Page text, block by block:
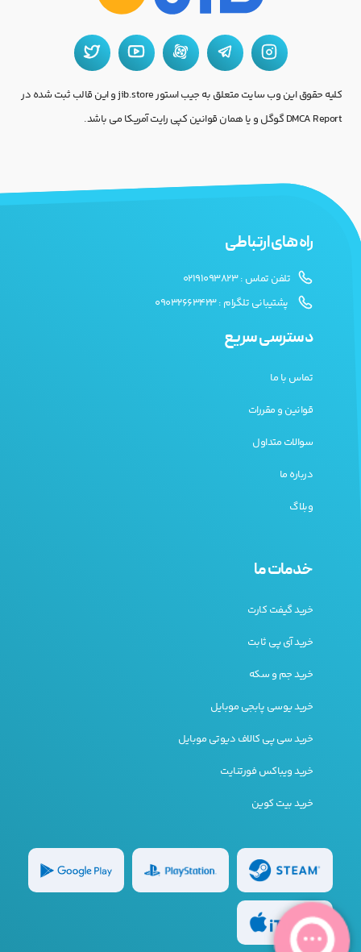
کلیه حقوق این وب سایت متعلق به جیب استور jib.store و این قالب ثبت شده در
DMCA Report گوگل و یا همان قوانین کپی رایت آمریکا می باشد.
راه های ارتباطی
تلفن تماس : 02191093823
پشتیبانی تلگرام : 09032663423
دسترسی سریع
تماس با ما
قوانین و مقررات
سوالات متداول
درباره ما
وبلاگ
خدمات ما
خرید گیفت کارت
خرید آی پی ثابت
خرید جم و سکه
خرید یوسی پابجی موبایل
خرید سی پی کالاف دیوتی موبایل
خرید ویباکس فورتنایت
خرید بیت کوین